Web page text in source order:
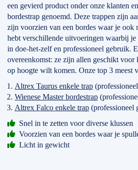
een gevierd product onder onze klanten
bordestrap genoemd. Deze trappen zijn
zijn voorzien van een bordes waar je ook
hebt verschillende uitvoeringen waarbij je
in doe-het-zelf en professioneel gebruik.
overeenkomst: ze zijn allen geschikt voor
op hoogte wilt komen. Onze top 3 meest
Altrex Taurus enkele trap
Wienese Master bordestrap
Altrex Falco enkele trap (professioneel
Snel in te zetten voor diverse klussen
Voorzien van een bordes waar je
Licht in gewicht